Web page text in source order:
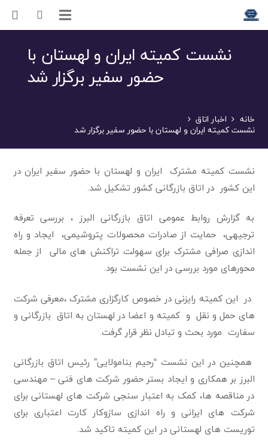
نشست کمیته ایران و لهستان با
حضور سفیر برگزار شد
خانه اخبار اتاق
نشست کمیته ایران و لهستان با حضور سفیر برگزار شد
نشست کمیته مشترک ایران و لهستان با حضور سفیر ایران در
این کشور در اتاق بازرگانی کشور تشکیل شد.
به گزارش روابط عمومی اتاق بازرگانی البرز ، بررسی تعرفه
ترجیهی، حمایت از صادرات محصولات پتروشیمی، ایجاد و راه
اندازی صرافی مشترک برای سهولت تراکنش های مالی از جمله
محورهای مورد بررسی در این نشست بود.
در این کمیته رایزنی در خصوص کارگزاری مشترک ،معرفی شرکت
های حمل و نقل و کمیته و اعضا در لهستان به اتاق بازرگانی و
سفارت مورد بحث و تبادل نظر قرار گرفت.
همچنین در این نشست “رحیم بنامولایی” رئیس اتاق بازرگانی
البرز بر همکاری و ایجاد بستر حضور شرکت های فنی – مهندسی
در مناقصه ها، کمک به اعتبار سنجی شرکت های لهستانی برای
شرکت های ایرانی و راه اندازی سازوکار کارت اعتباری برای
توریست های لهستانی در این کمیته تاکید شد.